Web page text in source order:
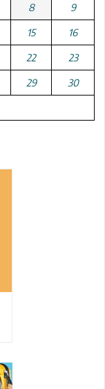
8 9
15 16
22 23
29 30